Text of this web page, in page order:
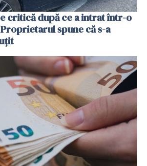
critică după ce a intrat într-o
spune că s-a